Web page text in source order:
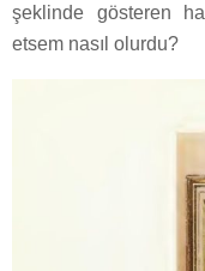
şeklinde gösteren
etsem nasıl olurdu?